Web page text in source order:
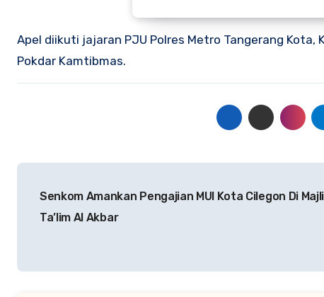
Apel diikuti jajaran PJU Polres Metro Tangerang Kota,
Pokdar Kamtibmas.
posSenkom Amankan Pengajian MUI Kota Cilegon Di
Ta’lim Al Akbar